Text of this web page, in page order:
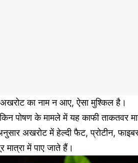
का नाम न आए, ऐसा मुश्किल है।
पोषण के मामले में यह काफी ताकतवर
अखरोट में हेल्दी फैट, प्रोटीन,
में पाए जाते हैं।